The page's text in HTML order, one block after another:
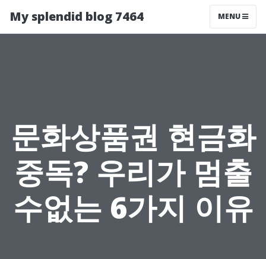
My splendid blog 7464 MENU
문화상품권 현금화
중독? 우리가 멈출
수없는 6가지 이유